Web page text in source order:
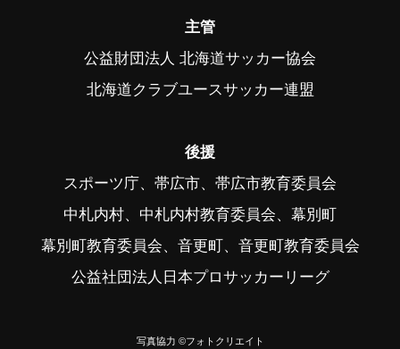
主管
公益財団法人 北海道サッカー協会
北海道クラブユースサッカー連盟
後援
スポーツ庁、帯広市、帯広市教育委員会
中札内村、中札内村教育委員会、幕別町
幕別町教育委員会、音更町、音更町教育委員会
公益社団法人日本プロサッカーリーグ
写真協力 ©フォトクリエイト